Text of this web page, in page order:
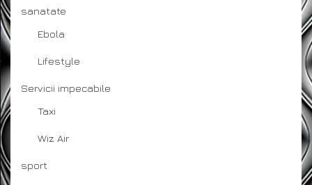
sanatate
Ebola
Lifestyle
Servicii impecabile
Taxi
Wiz Air
sport